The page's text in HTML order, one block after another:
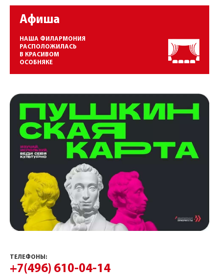
Афиша
НАША ФИЛАРМОНИЯ
РАСПОЛОЖИЛАСЬ
В КРАСИВОМ
ОСОБНЯКЕ
ТЕЛЕФОНЫ:
+7(496) 610-04-14